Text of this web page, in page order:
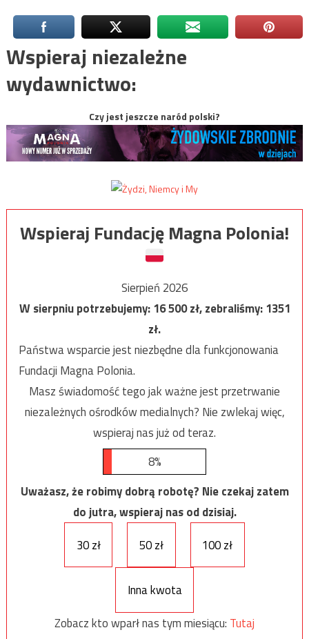
Wspieraj niezależne
wydawnictwo:
Czy jest jeszcze naród polski?
Wspieraj Fundację Magna Polonia!
Sierpień 2026
W sierpniu potrzebujemy:16 500zł, zebraliśmy:1351
zł.
Państwa wsparcie jest niezbędne dla funkcjonowania
Fundacji Magna Polonia.
Masz świadomość tego jak ważne jest przetrwanie
niezależnych ośrodków medialnych? Nie zwlekaj więc,
wspieraj nas już od teraz.
8%
Uważasz, że robimy dobrą robotę? Nie czekaj zatem
do jutra, wspieraj nas od dzisiaj.
30 zł
50 zł 100 zł
Inna kwota
Zobacz kto wparł nas tym miesiącu: Tutaj